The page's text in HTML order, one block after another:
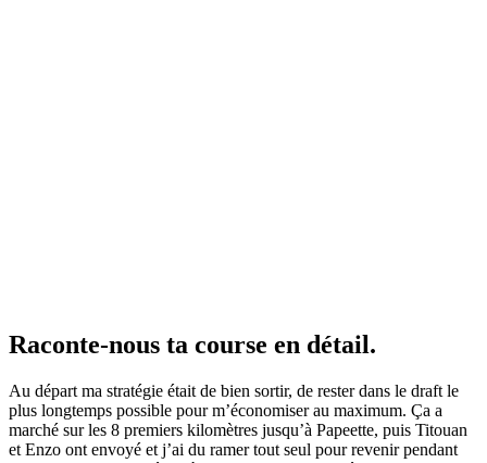
Raconte-nous ta course en détail.
Au départ ma stratégie était de bien sortir, de rester dans le draft le
plus longtemps possible pour m’économiser au maximum. Ça a
marché sur les 8 premiers kilomètres jusqu’à Papeette, puis Titouan
et Enzo ont envoyé et j’ai du ramer tout seul pour revenir pendant